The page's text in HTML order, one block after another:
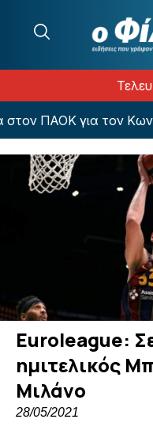
ΠΑΟΚ για τον
Euroleague:
ημιτελικός
Μιλάνο
28/05/2021